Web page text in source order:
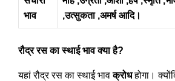
भाव
,उत्सुकता ,अमर्ष आदि।
रौद्र रस का स्थाई भाव क्या है?
यहां रौद्र रस का स्थाई भावक्रोधहोगा।